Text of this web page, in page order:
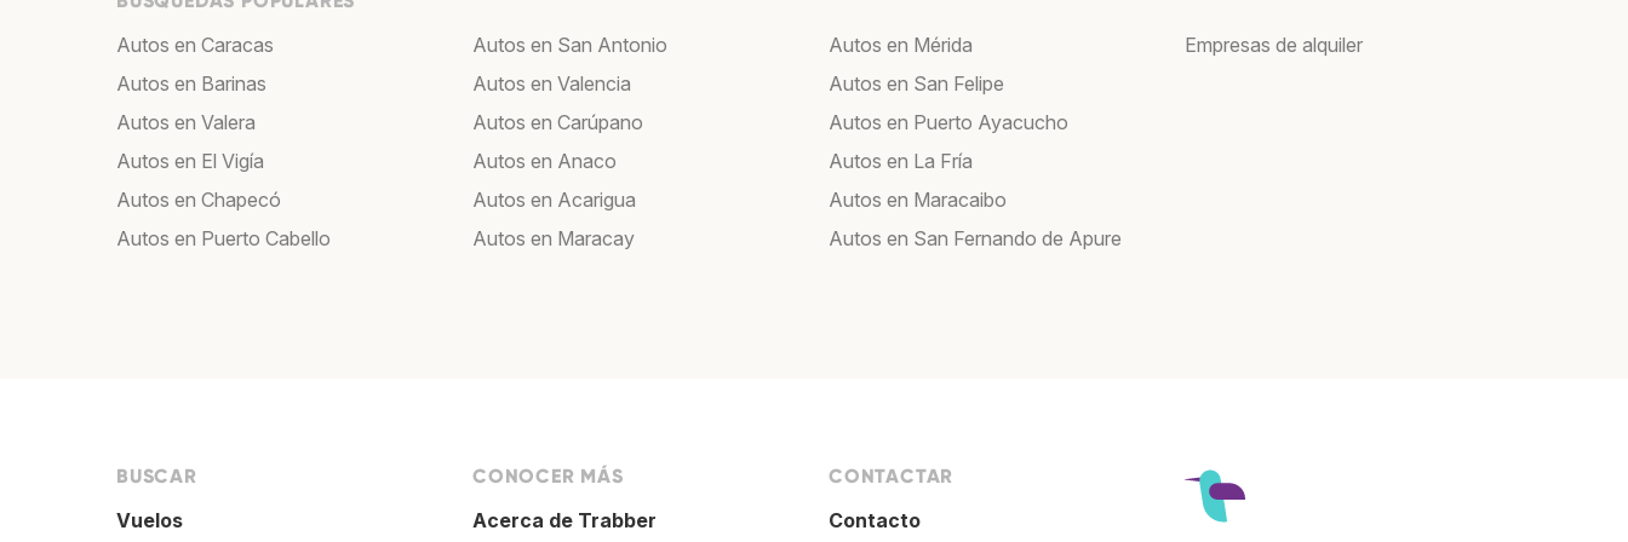
Autos en Caracas
Autos en Barinas
Autos en Valera
Autos en El Vigía
Autos en Chapecó
Autos en Puerto Cabello
Autos en San Antonio
Autos en Valencia
Autos en Carúpano
Autos en Anaco
Autos en Acarigua
Autos en Maracay
Autos en Mérida
Autos en San Felipe
Autos en Puerto Ayacucho
Autos en La Fría
Autos en Maracaibo
Autos en San Fernando de Apure
Empresas de alquiler
BUSCAR
Vuelos
CONOCER MÁS
Acerca de Trabber
CONTACTAR
Contacto